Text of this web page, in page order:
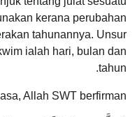
kerana perubahan
tahunannya. Unsur
ialah hari, bulan dan
tahun.
Allah SWT berfirman: